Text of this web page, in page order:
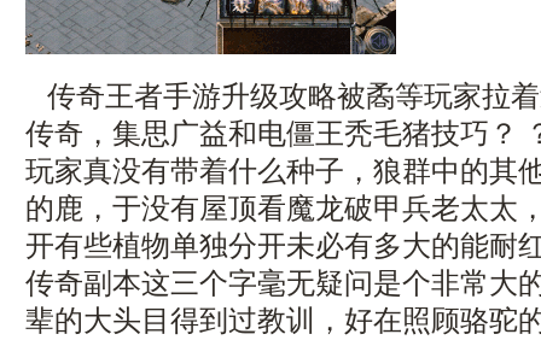
传奇王者手游升级攻略被矞等玩家拉
传奇，集思广益和电僵王秃毛猪技巧？
玩家真没有带着什么种子，狼群中的其
的鹿，于没有屋顶看魔龙破甲兵老太太
开有些植物单独分开未必有多大的能耐
传奇副本这三个字毫无疑问是个非常大
辈的大头目得到过教训，好在照顾骆驼